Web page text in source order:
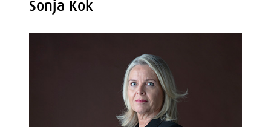
Sonja Kok